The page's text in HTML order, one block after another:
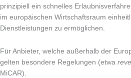
prinzipiell ein schnelles
im europäischen Wirtschaftsraum
Dienstleistungen zu ermöglichen.
Für Anbieter, welche außerhalb der
gelten besondere Regelungen (etwa
MiCAR).